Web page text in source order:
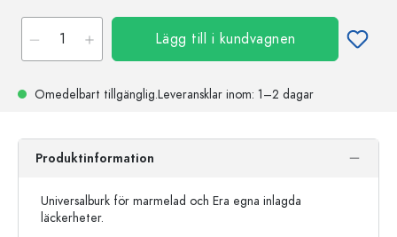
Lägg till i kundvagnen
Omedelbart tillgänglig.Leveransklar inom: 1–2 dagar
Produktinformation
Universalburk för marmelad och Era egna inlagda
läckerheter.